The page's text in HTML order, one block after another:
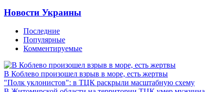
Новости Украины
Последние
Популярные
Комментируемые
В Коблево произошел взрыв в море, есть жертвы
"Полк уклонистов": в ТЦК раскрыли масштабную схему